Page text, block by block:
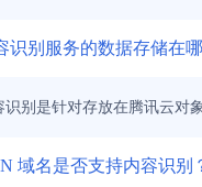
识别服务的数据存储在
识别是针对存放在腾讯云对
域名是否支持内容识别